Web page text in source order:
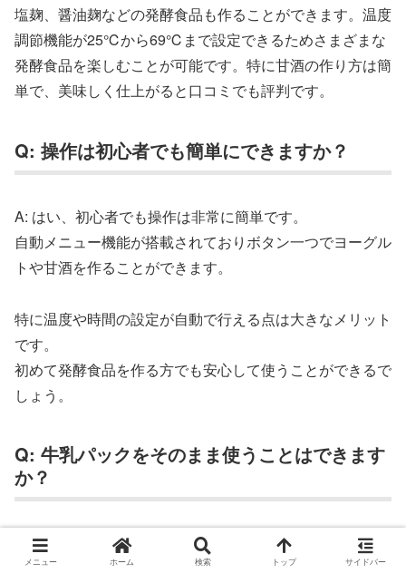
塩麹、醤油麹などの発酵食品も作ることができます。温度
調節機能が25℃から69℃まで設定できるためさまざまな
発酵食品を楽しむことが可能です。特に甘酒の作り方は簡
単で、美味しく仕上がると口コミでも評判です。
Q: 操作は初心者でも簡単にできますか？
A: はい、初心者でも操作は非常に簡単です。
自動メニュー機能が搭載されておりボタン一つでヨーグル
トや甘酒を作ることができます。
特に温度や時間の設定が自動で行える点は大きなメリット
です。
初めて発酵食品を作る方でも安心して使うことができるで
しょう。
Q: 牛乳パックをそのまま使うことはできます
か？
A: はい、「TA-YG6B」では専用容器を使わずに牛乳パッ
クをそのままヨーグルト作りに使用することができます。
メニュー ホーム 検索 トップ サイドバー